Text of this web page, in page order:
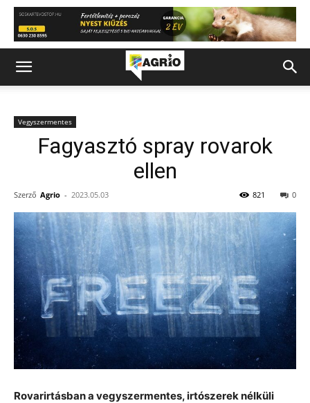
Vegyszermentes
Fagyasztó spray rovarok
ellen
Szerző Agrio - 2023.05.03 0
821
Rovarirtásban a vegyszermentes, irtószerek nélküli